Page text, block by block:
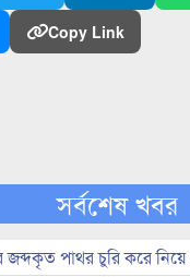
Copy Link
সর্বশেষ খবর
পাথর চুরি করে নিয়ে